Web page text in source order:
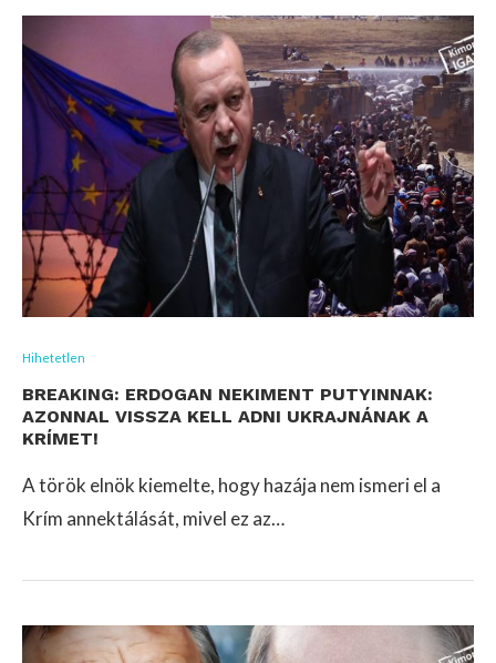
Hihetetlen
BREAKING: ERDOGAN NEKIMENT PUTYINNAK:
AZONNAL VISSZA KELL ADNI UKRAJNÁNAK A
KRÍMET!
A török elnök kiemelte, hogy hazája nem ismeri el a
Krím annektálását, mivel ez az…